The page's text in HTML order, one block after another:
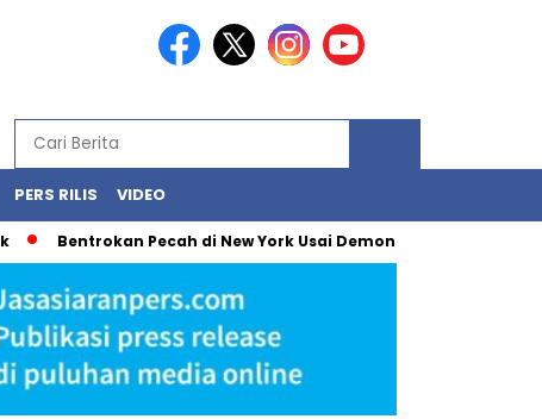
PERS RILIS VIDEO
Bentrokan Pecah di New York Usai Demonstrasi Tolak